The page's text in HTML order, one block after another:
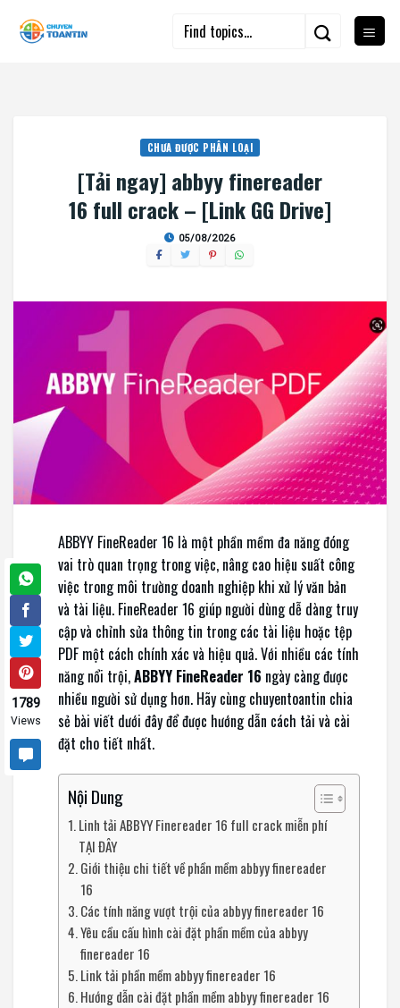
CHƯA ĐƯỢC PHÂN LOẠI
[Tải ngay] abbyy finereader
16 full crack – [Link GG Drive]
05/08/2026
1789
Views
ABBYY FineReader 16 là một phần mềm đa năng đóng
vai trò quan trọng trong việc, nâng cao hiệu suất công
việc trong môi trường doanh nghiệp khi xử lý văn bản
và tài liệu. FineReader 16 giúp người dùng dễ dàng truy
cập và chỉnh sửa thông tin trong các tài liệu hoặc tệp
PDF một cách chính xác và hiệu quả. Với nhiều các tính
năng nổi trội,ABBYY FineReader 16 ngày càng được
nhiều người sử dụng hơn. Hãy cùng chuyentoantin chia
sẻ bài viết dưới đây để được hướng dẫn cách tải và cài
đặt cho tiết nhất.
Nội Dung
Linh tải ABBYY Finereader 16 full crack miễn phí
TẠI ĐÂY
Giới thiệu chi tiết về phần mềm abbyy finereader
16
Các tính năng vượt trội của abbyy finereader 16
Yêu cầu cấu hình cài đặt phần mềm của abbyy
finereader 16
Link tải phần mềm abbyy finereader 16
Hướng dẫn cài đặt phần mềm abbyy finereader 16